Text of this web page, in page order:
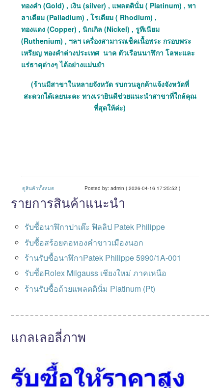
ทองคำ (Gold) , เงิน (silver) , แพลตตินั่ม ( Platinum) , พา
ลาเดียม (Palladium) , โรเดียม ( Rhodium) ,
ทองแดง (Copper) , นิกเกิล (Nickel) , รูทีเนียม
(Ruthenium) , ฯลฯ เครื่องสามารถเช็คเนื้อพระ กรอบพระ
เหรียญ ทองคำต่างประเทศ นาค ตัวเรือนนาฬิกา โลหะและ
แร่ธาตุต่างๆ ได้อย่างแม่นยำ
(ร้านมีสาขาในหลายจังหวัด รบกวนลูกค้าแจ้งจังหวัดที่
สะดวกได้เลยนะคะ ทางเรายินดีช่วยแนะนำสาขาที่ใกล้คุณ
ที่สุดให้ค่ะ)
ดูสินค้าทั้งหมด Posted by: admin ( 2026-04-16 17:25:52 )
รายการสินค้าแนะนำ
รับซื้อนาฬิกาปาเต๊ะ ฟิลลิป Patek Philippe
รับซื้อสร้อยคอทองคำขาวเมืองนอก
ร้านรับซื้อนาฬิกาPatek Philippe 5990/1A-001
รับซื้อRolex Milgauss เชียงใหม่ ภาคเหนือ
ร้านรับซื้อถ้วยแพลตตินั่ม Platinum (Pt)
แกลเลอลี่ภาพ